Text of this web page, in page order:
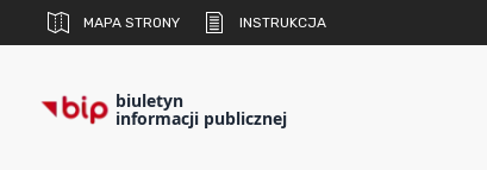
MAPA STRONY INSTRUKCJA
biuletyn
informacji publicznej